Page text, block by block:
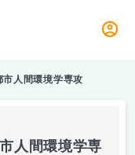
市人間環境学専攻
人間環境学専